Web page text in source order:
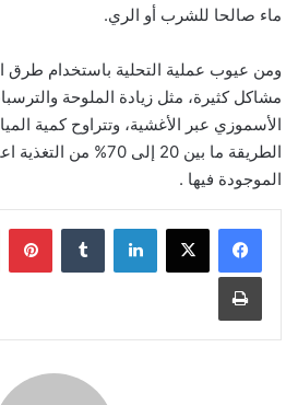
ماء صالحا للشرب أو الري.
ومن عيوب عملية التحلية باستخدام طرق
مشاكل كثيرة، مثل زيادة الملوحة
الأسموزي عبر الأغشية، وتتراوح كمية
الطريقة ما بين 20 إلى
الموجودة فيها .
لينكدإن